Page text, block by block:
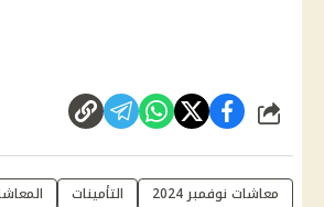
شارك
معاشات نوفمبر 2024 التأمينات